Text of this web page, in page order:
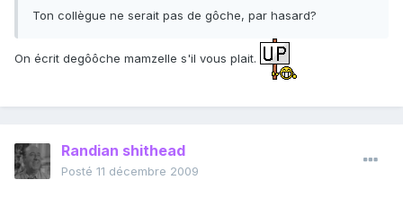
Ton collègue ne serait pas de gôche, par hasard?
On écrit degôôche mamzelle s'il vous plait.
Randian shithead
Posté 11 décembre 2009